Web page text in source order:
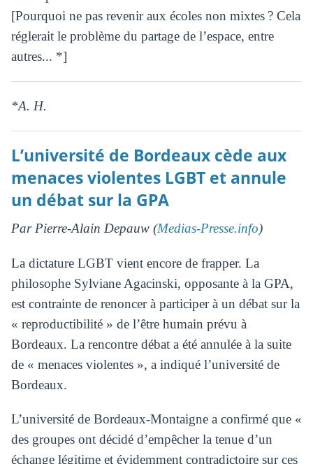
[Pourquoi ne pas revenir aux écoles non mixtes ? Cela
réglerait le problème du partage de l’espace, entre
autres... *]
*A. H.
L’université de Bordeaux cède aux
menaces violentes LGBT et annule
un débat sur la GPA
Par Pierre-Alain Depauw (Medias-Presse.info)
La dictature LGBT vient encore de frapper. La
philosophe Sylviane Agacinski, opposante à la GPA,
est contrainte de renoncer à participer à un débat sur la
« reproductibilité » de l’être humain prévu à
Bordeaux. La rencontre débat a été annulée à la suite
de « menaces violentes », a indiqué l’université de
Bordeaux.
L’université de Bordeaux-Montaigne a confirmé que «
des groupes ont décidé d’empêcher la tenue d’un
échange légitime et évidemment contradictoire sur ces